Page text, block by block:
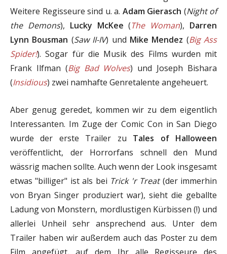
Weitere Regisseure sind u. a. Adam Gierasch (Night of
the Demons), Lucky McKee (The Woman), Darren
Lynn Bousman (Saw II-IV) und Mike Mendez (Big Ass
Spider!). Sogar für die Musik des Films wurden mit
Frank Ilfman (Big Bad Wolves) und Joseph Bishara
(Insidious) zwei namhafte Genretalente angeheuert.
Aber genug geredet, kommen wir zu dem eigentlich
Interessanten. Im Zuge der Comic Con in San Diego
wurde der erste Trailer zu Tales of Halloween
veröffentlicht, der Horrorfans schnell den Mund
wässrig machen sollte. Auch wenn der Look insgesamt
etwas "billiger" ist als bei Trick 'r Treat(der immerhin
von Bryan Singer produziert war), sieht die geballte
Ladung von Monstern, mordlustigen Kürbissen (!) und
allerlei Unheil sehr ansprechend aus. Unter dem
Trailer haben wir außerdem auch das Poster zu dem
Film angefügt, auf dem Ihr alle Regisseure des